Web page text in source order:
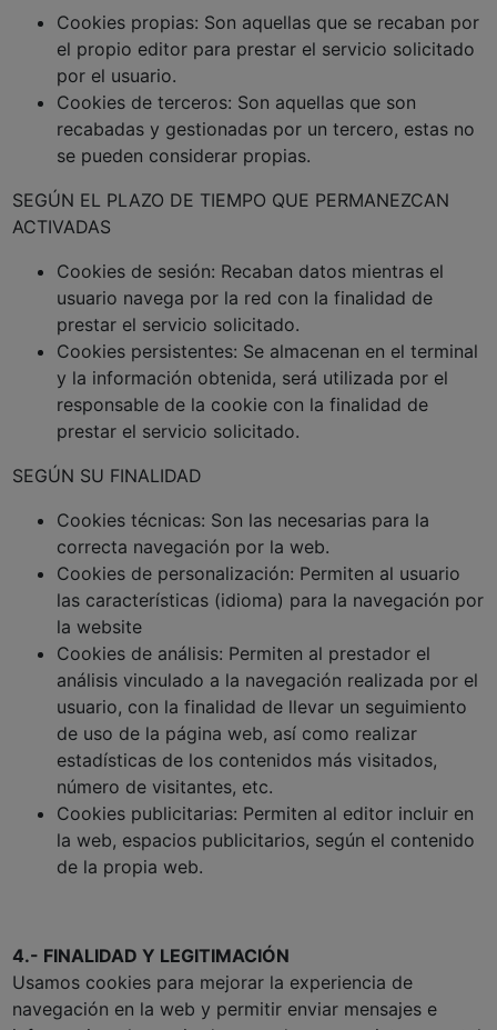
Cookies propias: Son aquellas que se recaban por
el propio editor para prestar el servicio solicitado
por el usuario.
Cookies de terceros: Son aquellas que son
recabadas y gestionadas por un tercero, estas no
se pueden considerar propias.
SEGÚN EL PLAZO DE TIEMPO QUE PERMANEZCAN
ACTIVADAS
Cookies de sesión: Recaban datos mientras el
usuario navega por la red con la finalidad de
prestar el servicio solicitado.
Cookies persistentes: Se almacenan en el terminal
y la información obtenida, será utilizada por el
responsable de la cookie con la finalidad de
prestar el servicio solicitado.
SEGÚN SU FINALIDAD
Cookies técnicas: Son las necesarias para la
correcta navegación por la web.
Cookies de personalización: Permiten al usuario
las características (idioma) para la navegación por
la website
Cookies de análisis: Permiten al prestador el
análisis vinculado a la navegación realizada por el
usuario, con la finalidad de llevar un seguimiento
de uso de la página web, así como realizar
estadísticas de los contenidos más visitados,
número de visitantes, etc.
Cookies publicitarias: Permiten al editor incluir en
la web, espacios publicitarios, según el contenido
de la propia web.
4.- FINALIDAD Y LEGITIMACIÓN
Usamos cookies para mejorar la experiencia de
navegación en la web y permitir enviar mensajes e